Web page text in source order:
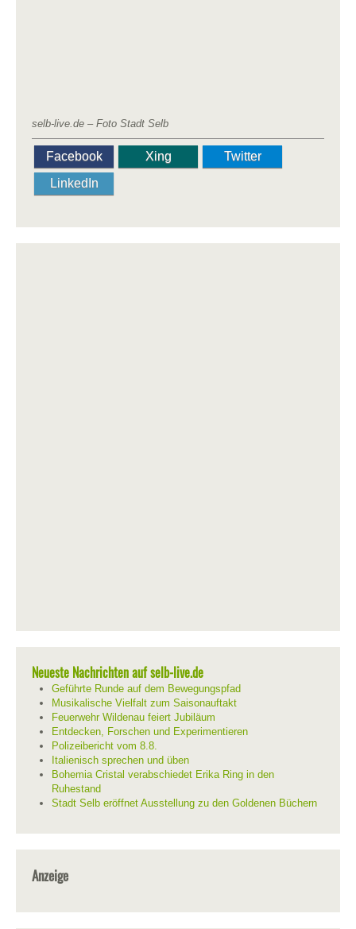
selb-live.de – Foto Stadt Selb
Facebook Xing
Twitter
LinkedIn
Neueste Nachrichten auf selb-live.de
Geführte Runde auf dem Bewegungspfad
Musikalische Vielfalt zum Saisonauftakt
Feuerwehr Wildenau feiert Jubiläum
Entdecken, Forschen und Experimentieren
Polizeibericht vom 8.8.
Italienisch sprechen und üben
Bohemia Cristal verabschiedet Erika Ring in den
Ruhestand
Stadt Selb eröffnet Ausstellung zu den Goldenen Büchern
Anzeige